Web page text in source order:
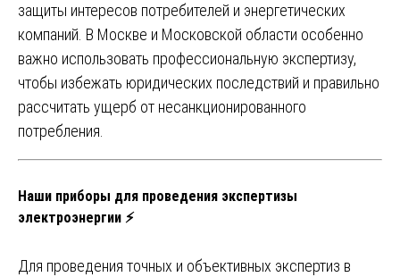
защиты интересов потребителей и энергетических
компаний. В Москве и Московской области особенно
важно использовать профессиональную экспертизу,
чтобы избежать юридических последствий и правильно
рассчитать ущерб от несанкционированного
потребления.
Наши приборы для проведения экспертизы
электроэнергии ⚡
Для проведения точных и объективных экспертиз в